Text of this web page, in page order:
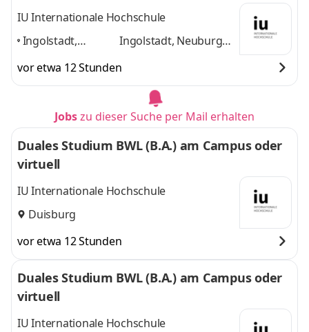
Treuhand
IU Internationale Hochschule
Ingolstadt,
Donau, Rain am
Lech, Home-
Ingolstadt, Neuburg
Lech, Home-Office
1 weitere
vor etwa 12 Stunden
Jobszu dieser Suche per Mail erhalten
Duales Studium BWL (B.A.) am Campus oder
virtuell
IU Internationale Hochschule
Duisburg
vor etwa 12 Stunden
Duales Studium BWL (B.A.) am Campus oder
virtuell
IU Internationale Hochschule